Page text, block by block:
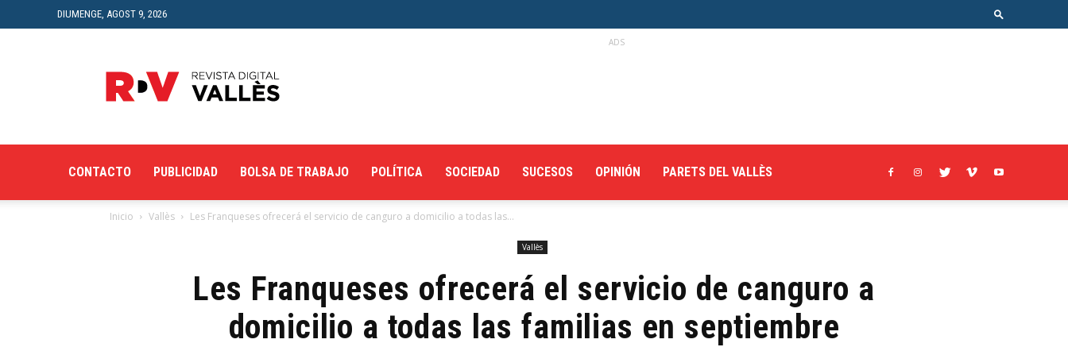
DIUMENGE, AGOST 9, 2026
Digital
del
ADS
CONTACTO PUBLICIDAD BOLSA DE TRABAJO POLÍTICA SOCIEDAD SUCESOS OPINIÓN PARETS DEL VALLÈS
Inicio Vallès Les Franqueses ofrecerá el servicio de canguro a domicilio a todas las...
Vallès
Les Franqueses ofrecerá el servicio de canguro a
domicilio a todas las familias en septiembre